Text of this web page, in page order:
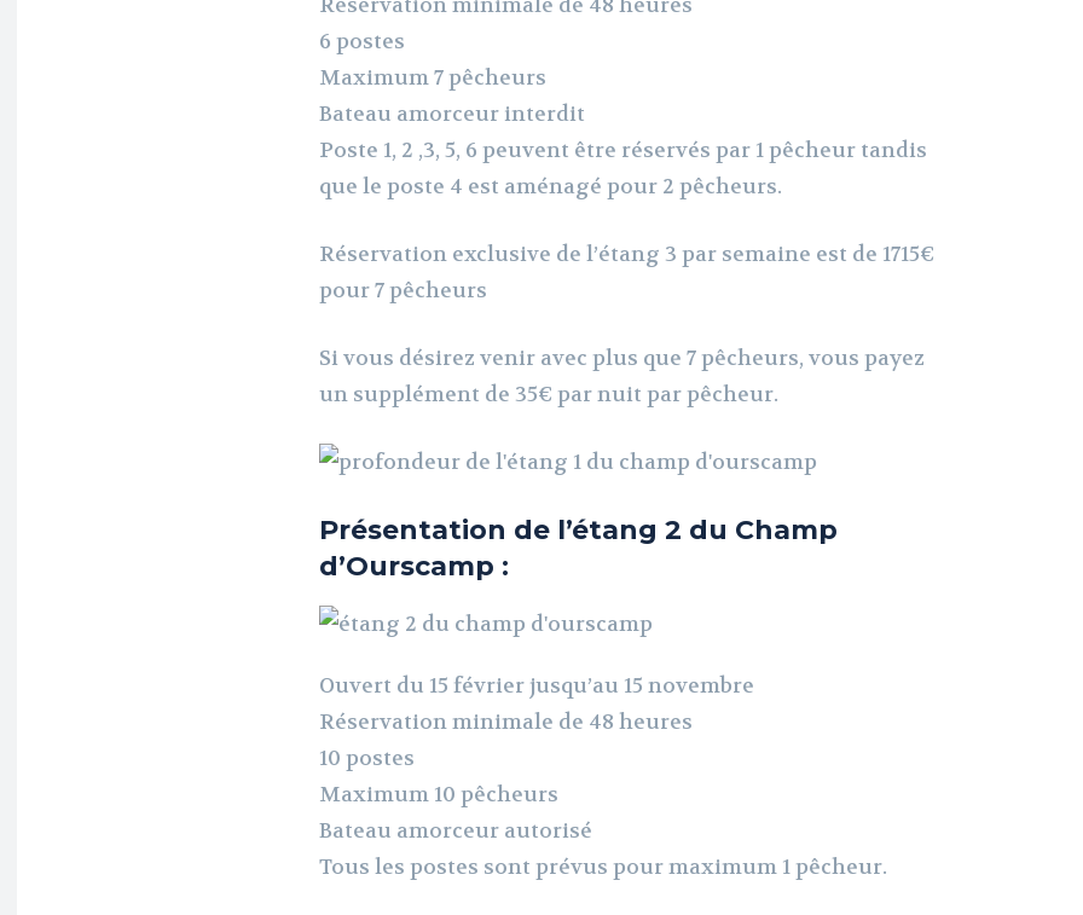
6 postes
Maximum 7 pêcheurs
Bateau amorceur interdit
Poste 1, 2 ,3, 5, 6 peuvent être réservés par 1 pêcheur tandis
que le poste 4 est aménagé pour 2 pêcheurs.
Réservation exclusive de l’étang 3 par semaine est de 1715€
pour 7 pêcheurs
Si vous désirez venir avec plus que 7 pêcheurs, vous payez
un supplément de 35€ par nuit par pêcheur.
Présentation de l’étang 2 du Champ
d’Ourscamp :
Ouvert du 15 février jusqu’au 15 novembre
Réservation minimale de 48 heures
10 postes
Maximum 10 pêcheurs
Bateau amorceur autorisé
Tous les postes sont prévus pour maximum 1 pêcheur.